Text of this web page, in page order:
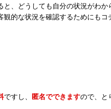
と、どうしても自分の状況がわか
観的な状況を確認するためにも
ですし、 匿名でできますので、と